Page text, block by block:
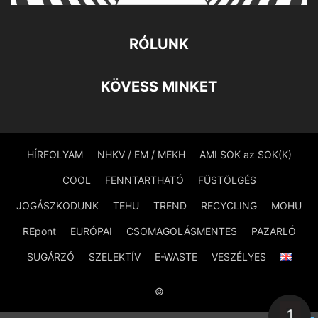
RÓLUNK
KÖVESS MINKET
HÍRFOLYAM NHKV / EM / MEKH AMI SOK az SOK(K)
COOL FENNTARTHATÓ FÜSTÖLGÉS
JOGÁSZKODUNK TEHU TREND RECYCLING MOHU
REpont EURÓPAI CSOMAGOLÁSMENTES PAZARLÓ
SUGÁRZÓ SZELEKTÍV E-WASTE VESZÉLYES
©